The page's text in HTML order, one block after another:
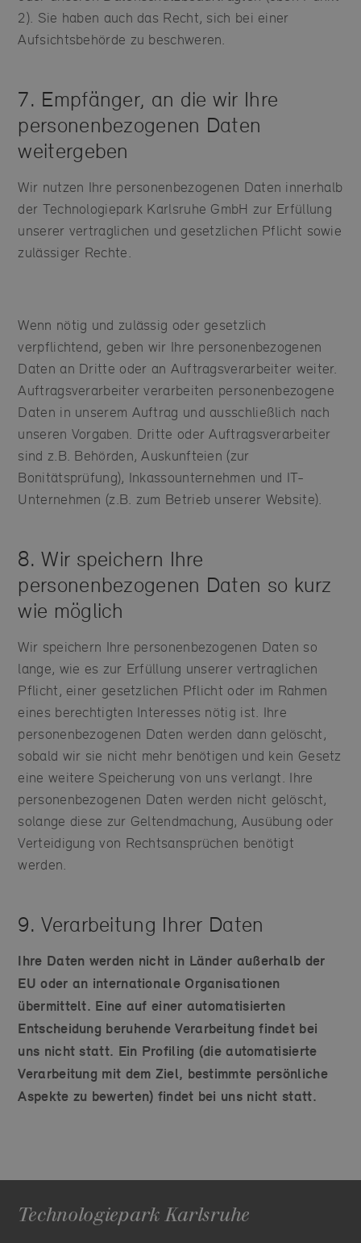
2). Sie haben auch das Recht, sich bei einer
Aufsichtsbehörde zu beschweren.
7. Empfänger, an die wir Ihre
personenbezogenen Daten
weitergeben
Wir nutzen Ihre personenbezogenen Daten innerhalb
der Technologiepark Karlsruhe GmbH zur Erfüllung
unserer vertraglichen und gesetzlichen Pflicht sowie
zulässiger Rechte.
Wenn nötig und zulässig oder gesetzlich
verpflichtend, geben wir Ihre personenbezogenen
Daten an Dritte oder an Auftragsverarbeiter weiter.
Auftragsverarbeiter verarbeiten personenbezogene
Daten in unserem Auftrag und ausschließlich nach
unseren Vorgaben. Dritte oder Auftragsverarbeiter
sind z.B. Behörden, Auskunfteien (zur
Bonitätsprüfung), Inkassounternehmen und IT-
Unternehmen (z.B. zum Betrieb unserer Website).
8. Wir speichern Ihre
personenbezogenen Daten so kurz
wie möglich
Wir speichern Ihre personenbezogenen Daten so
lange, wie es zur Erfüllung unserer vertraglichen
Pflicht, einer gesetzlichen Pflicht oder im Rahmen
eines berechtigten Interesses nötig ist. Ihre
personenbezogenen Daten werden dann gelöscht,
sobald wir sie nicht mehr benötigen und kein Gesetz
eine weitere Speicherung von uns verlangt. Ihre
personenbezogenen Daten werden nicht gelöscht,
solange diese zur Geltendmachung, Ausübung oder
Verteidigung von Rechtsansprüchen benötigt
werden.
9. Verarbeitung Ihrer Daten
Ihre Daten werden nicht in Länder außerhalb der
EU oder an internationale Organisationen
übermittelt. Eine auf einer automatisierten
Entscheidung beruhende Verarbeitung findet bei
uns nicht statt. Ein Profiling (die automatisierte
Verarbeitung mit dem Ziel, bestimmte persönliche
Aspekte zu bewerten) findet bei uns nicht statt.
Technologiepark Karlsruhe